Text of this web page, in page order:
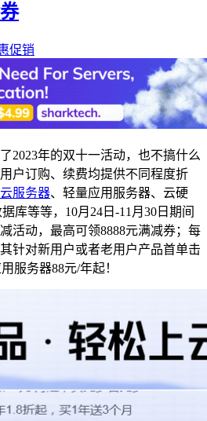
促销
2023年的双十一活动，也不搞什么
户订购、续费均提供不同程度折
云服务器、轻量应用服务器、云硬
库等等，10月24日-11月30日期间
活动，最高可领8888元满减券；每
针对新用户或者老用户产品首单击
服务器88元/年起！